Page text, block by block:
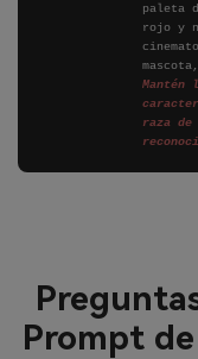
paleta
rojo y
Mantén
raza de
Prompt